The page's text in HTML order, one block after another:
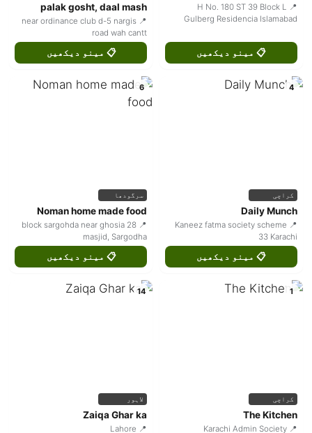
📍 H No. 180 ST 39 Block L
Gulberg Residencia Islamabad
📋 مینو دیکھیں
palak gosht, daal mash
📍 near ordinance club d-5 nargis
road wah cantt
📋 مینو دیکھیں
4
کراچی
Daily Munch
📍 Kaneez fatma society scheme
33 Karachi
📋 مینو دیکھیں
6
سرگودھا
Noman home made food
📍 28 block sargohda near ghosia
masjid, Sargodha
📋 مینو دیکھیں
1
کراچی
The Kitchen
📍 Karachi Admin Society
14
لاہور
Zaiqa Ghar ka
📍 Lahore